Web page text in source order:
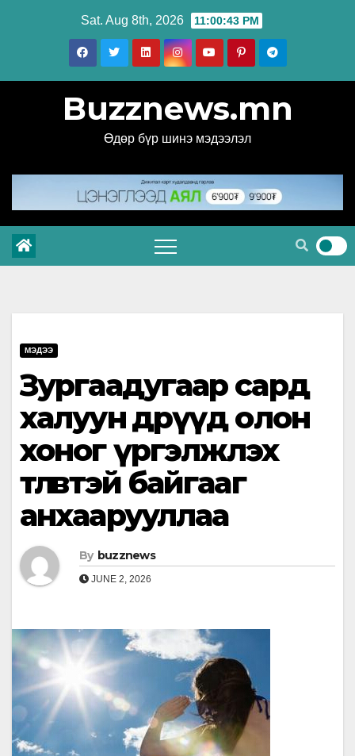
Sat. Aug 8th, 2026 11:00:44 PM
Buzznews.mn
Өдөр бүр шинэ мэдээлэл
МЭДЭЭ
Зургаадугаар сард
халуун өдрүүд олон
хоног үргэлжлэх
төлөвтэй байгааг
анхаарууллаа
By buzznews
JUNE 2, 2026